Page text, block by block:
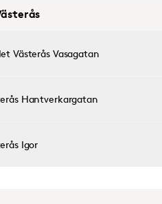
Västerås Vasagatan
Hantverkargatan
Igor